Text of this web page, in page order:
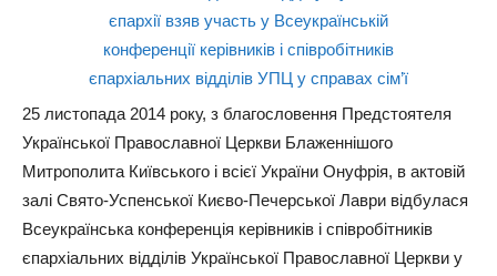
25 листопада 2014 року, з благословення Предстоятеля
Української Православної Церкви Блаженнішого
Митрополита Київського і всієї України Онуфрія, в актовій
залі Свято-Успенської Києво-Печерської Лаври відбулася
Всеукраїнська конференція керівників і співробітників
єпархіальних відділів Української Православної Церкви у